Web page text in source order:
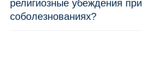
религиозные убеждения при
соболезнованиях?